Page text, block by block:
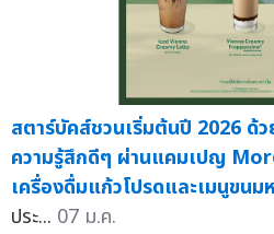
สตาร์บัคส์ชวนเริ่มต้นปี 2026 ด้
ความรู้สึกดีๆ ผ่านแคมเปญ
เครื่องดื่มแก้วโปรดและเมนูขนม
ประ... 07 ม.ค.